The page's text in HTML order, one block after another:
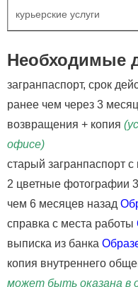
курьерские услуги
Необходимые
загранпаспорт, срок
ранее чем через 3
возвращения + копия
офисе)
старый загранпаспорт с
2 цветные фотографии
чем 6 месяцев назад
справка с места работы
выписка из банка
копия внутреннего
может быть оказана в